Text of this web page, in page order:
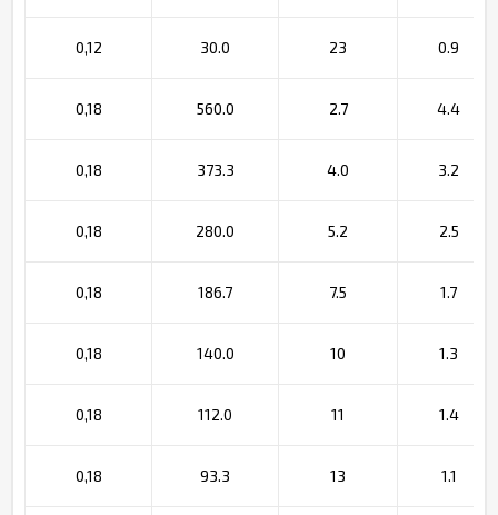
0,12 30.0 23 0.9
0,18 560.0 2.7 4.4
0,18 373.3 4.0 3.2
0,18 280.0 5.2 2.5
0,18 186.7 7.5 1.7
0,18 140.0 10 1.3
0,18 112.0 11 1.4
0,18 93.3 13 1.1